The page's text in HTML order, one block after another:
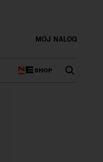
MOJ NALOG
SHOP